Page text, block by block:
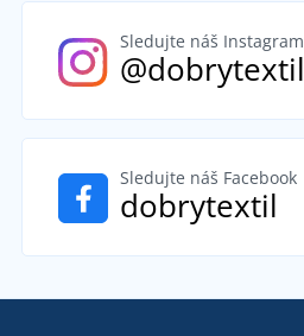
Sledujte náš Instagram
@dobrytextil
Sledujte náš Facebook
dobrytextil